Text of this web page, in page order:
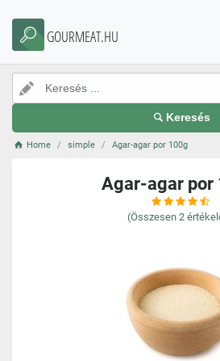
GOURMEAT.HU
Keresés
Home simple Agar-agar por 100g
Agar-agar por
(Összesen 2